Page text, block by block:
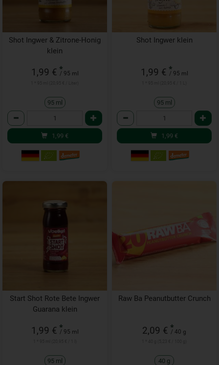
Shot Ingwer & Zitrone-Honig
klein
1,99 € *
/ 95 ml
95 ml
Anzahl
1,99 €
Shot Ingwer klein
1,99 € *
/ 95 ml
95 ml
Anzahl
1,99 €
Start Shot Rote Bete Ingwer
Guarana klein
1,99 € *
/ 95 ml
95 ml
Raw Ba Peanutbutter Crunch
2,09 € *
/ 40 g
40 g